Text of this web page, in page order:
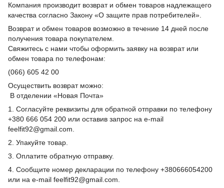
Компания производит возврат и обмен товаров надлежащего
качества согласно Закону «О защите прав потребителей».
Возврат и обмен товаров возможно в течение 14 дней после
получения товара покупателем.
Свяжитесь с нами чтобы оформить заявку на возврат или
обмен товара по телефонам:
(066) 605 42 00
Осуществить возврат можно:
В отделении «Новая Почта»
1. Согласуйте реквизиты для обратной отправки по телефону
+380 666 054 200 или оставив запрос на e-mail
feelfit92@gmail.com.
2. Упакуйте товар.
3. Оплатите обратную отправку.
4. Сообщите номер декларации по телефону +380666054200
или на e-mail feelfit92@gmail.com.